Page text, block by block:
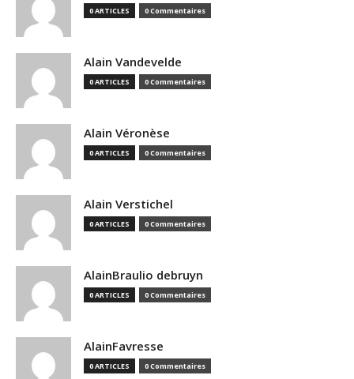
0 ARTICLES 0 Commentaires
Alain Vandevelde
0 ARTICLES 0 Commentaires
Alain Véronèse
0 ARTICLES 0 Commentaires
Alain Verstichel
0 ARTICLES 0 Commentaires
AlainBraulio debruyn
0 ARTICLES 0 Commentaires
AlainFavresse
0 ARTICLES 0 Commentaires